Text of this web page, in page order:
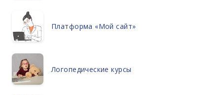
Платформа «Мой сайт»
Логопедические курсы